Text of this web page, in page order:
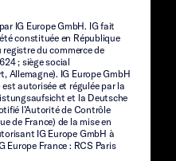
IG Europe GmbH. IG fait
constituée en République
du commerce de
; siège social
Allemagne). IG Europe GmbH
autorisée et régulée par la
et la Deutsche
l’Autorité de Contrôle
de France) de la mise en
IG Europe GmbH à
Europe France : RCS Paris